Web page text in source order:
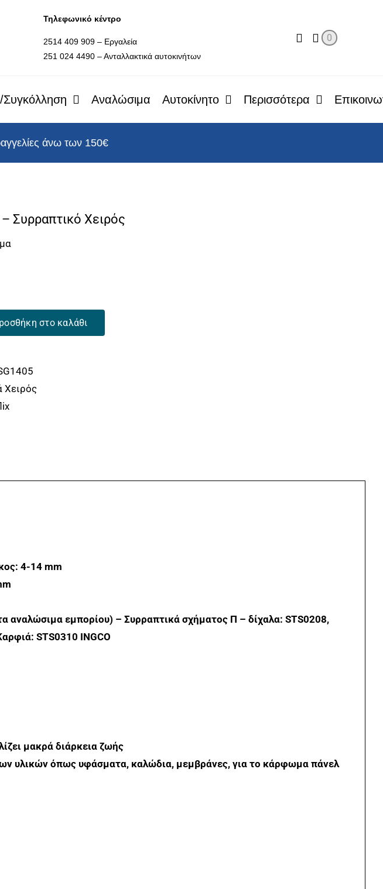
Τηλεφωνικό κέντρο
2514 409 909 – Εργαλεία
251 024 4490 – Ανταλλακτικά αυτοκινήτων
0
Συγκόλληση Αναλώσιμα Αυτοκίνητο Περισσότερα
άνω των 150€
Συρραπτικό Χειρός
στο καλάθι
Χειρός
4-14 mm
αναλώσιμα εμπορίου) – Συρραπτικά σχήματος Π – δίχαλα: STS0208,
STS0310 INGCO
μακρά διάρκεια ζωής
υλικών όπως υφάσματα, καλώδια, μεμβράνες, για το κάρφωμα πάνελ